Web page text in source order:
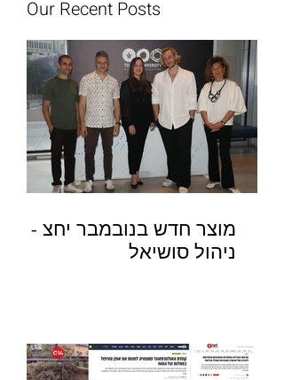
Our Recent Posts
מוצר חדש בנובמבר יחצ -
ניהול סושיאל